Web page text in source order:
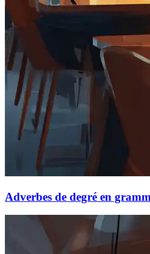
Adverbes de degré en